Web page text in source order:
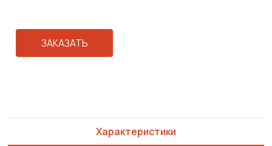
ЗАКАЗАТЬ
Характеристики